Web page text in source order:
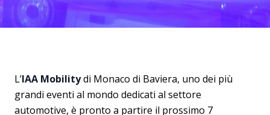
L’IAA Mobilitydi Monaco di Baviera, uno dei più
grandi eventi al mondo dedicati al settore
automotive, è pronto a partire il prossimo 7